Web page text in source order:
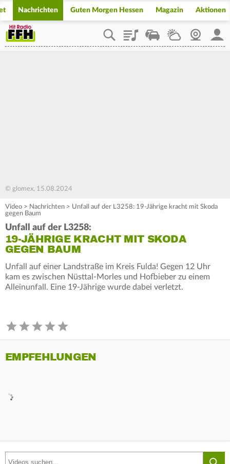
Nachrichten Guten Morgen Hessen Magazin Aktionen
PlaylistStaupilotWetterWebcam
© glomex, 15.08.2024
Video > Nachrichten > Unfall auf der L3258: 19-Jährige kracht mit Skoda
gegen Baum
Unfall auf der L3258:
19-JÄHRIGE KRACHT MIT SKODA
GEGEN BAUM
Unfall auf einer Landstraße im Kreis Fulda! Gegen 12 Uhr
kam es zwischen Nüsttal-Morles und Hofbieber zu einem
Alleinunfall. Eine 19-Jährige wurde dabei verletzt.
EMPFEHLUNGEN